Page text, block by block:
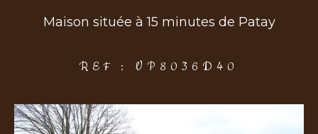
Maison située à 15 minutes de Patay
REF : VP8036D40